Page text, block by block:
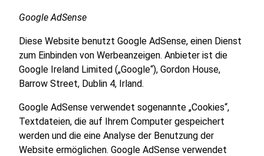
Google AdSense
Diese Website benutzt Google AdSense, einen Dienst
zum Einbinden von Werbeanzeigen. Anbieter ist die
Google Ireland Limited („Google“), Gordon House,
Barrow Street, Dublin 4, Irland.
Google AdSense verwendet sogenannte „Cookies“,
Textdateien, die auf Ihrem Computer gespeichert
werden und die eine Analyse der Benutzung der
Website ermöglichen. Google AdSense verwendet